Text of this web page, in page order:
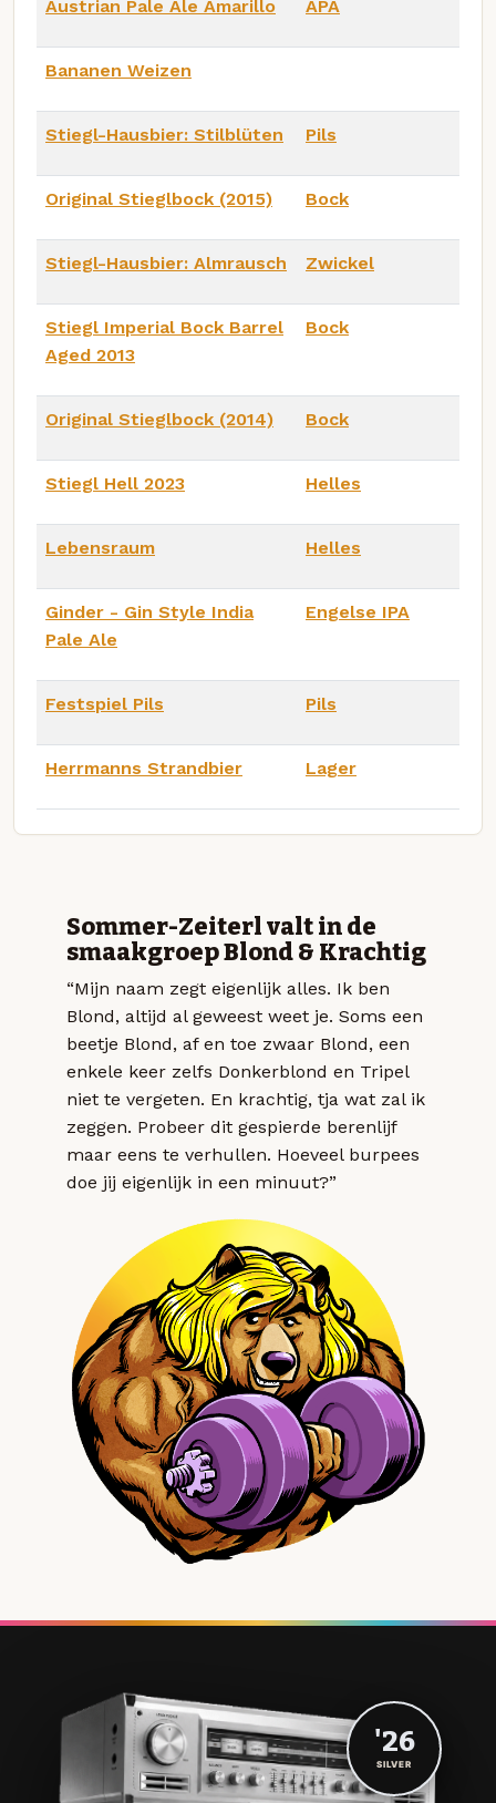
Austrian Pale Ale Amarillo APA
Bananen Weizen
Stiegl-Hausbier: Stilblüten Pils
Original Stieglbock (2015) Bock
Stiegl-Hausbier: Almrausch Zwickel
Stiegl Imperial Bock Barrel
Aged 2013
Bock
Original Stieglbock (2014) Bock
Stiegl Hell 2023 Helles
Lebensraum Helles
Ginder - Gin Style India
Pale Ale
Engelse IPA
Festspiel Pils Pils
Herrmanns Strandbier Lager
Sommer-Zeiterl valt in de
smaakgroep Blond & Krachtig
“Mijn naam zegt eigenlijk alles. Ik ben
Blond, altijd al geweest weet je. Soms een
beetje Blond, af en toe zwaar Blond, een
enkele keer zelfs Donkerblond en Tripel
niet te vergeten. En krachtig, tja wat zal ik
zeggen. Probeer dit gespierde berenlijf
maar eens te verhullen. Hoeveel burpees
doe jij eigenlijk in een minuut?”
'26
SILVER